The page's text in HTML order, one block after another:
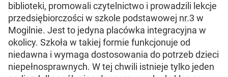
biblioteki, promowali czytelnictwo i prowadzili lekcje
przedsiębiorczości w szkole podstawowej nr.3 w
Mogilnie. Jest to jedyna placówka integracyjna w
okolicy. Szkoła w takiej formie funkcjonuje od
niedawna i wymaga dostosowania do potrzeb dzieci
niepełnosprawnych. W tej chwili istnieje tylko jeden